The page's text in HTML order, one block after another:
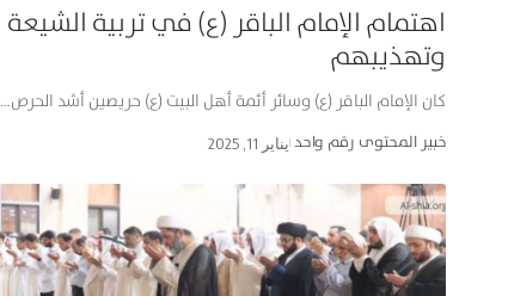
اهتمام الإمام الباقر (ع) في تربية الشيعة
وتهذيبهم
كان الإمام الباقر (ع) وسائر أئمة أهل البيت (ع) حريصين أشد الحرص…
خبير المحتوى رقم واحد يناير 11, 2025